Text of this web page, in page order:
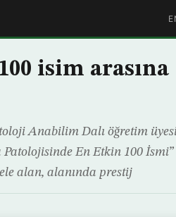
isim arasına
Anabilim Dalı öğretim
Patolojisinde En Etkin 100 İsmi”
alan, alanında prestij